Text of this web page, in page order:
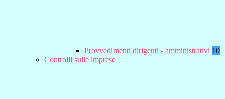
Provvedimenti dirigenti - amministrativi 10
Controlli sulle imprese